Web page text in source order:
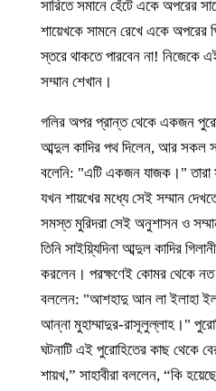
সারিতে সমানে হেঁটে একে অপরের
শায়েখকে সামনে রেখে একে অপরের
স্তরে থাকতে পারবেন না!
সম্মান শেখান।
গলির অপর প্রান্ত থেকে একজন
আব্দুল কাদির পথ দিলেন, আর সকল
বলেনি: "এটি একজন যাজক।" তারা
যখন শায়খের মধ্যে সেই সম্মান
সমস্ত মুরিদরা সেই অনুশাসন ও
তিনি সাইয়্যিদিনা আব্দুল কাদির
করলেন। পরক্ষণেই কোমর থেকে নত
বললেন: "আশহাদু আন লা ইলাহা
আন্না মুহাম্মাদুর-রাসূলুল্লাহ।"
ঘটনাটি এই পুরোহিতের কাছ থেকে
শায়খ,” সাহাবীরা বললেন, “কি